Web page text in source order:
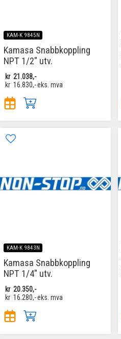
KAM-K 9845N
Kamasa Snabbkoppling
NPT 1/2" utv.
kr 21.038,-
kr 16.830,-eks. mva
KAM-K 9843N
Kamasa Snabbkoppling
NPT 1/4" utv.
kr 20.350,-
kr 16.280,-eks. mva